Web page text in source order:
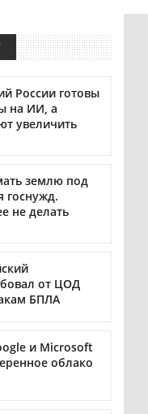
России готовы
на ИИ, а
увеличить
землю под
госнужд.
не делать
от ЦОД
БПЛА
и Microsoft
облако